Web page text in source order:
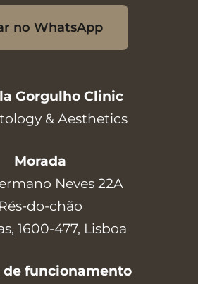
no WhatsApp
Gorgulho Clinic
& Aesthetics
Morada
Neves 22A
Rés-do-chão
1600-477, Lisboa
de funcionamento